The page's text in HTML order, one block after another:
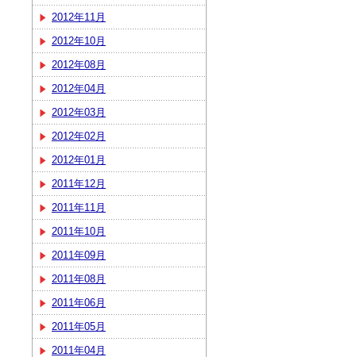
2012年11月
2012年10月
2012年08月
2012年04月
2012年03月
2012年02月
2012年01月
2011年12月
2011年11月
2011年10月
2011年09月
2011年08月
2011年06月
2011年05月
2011年04月